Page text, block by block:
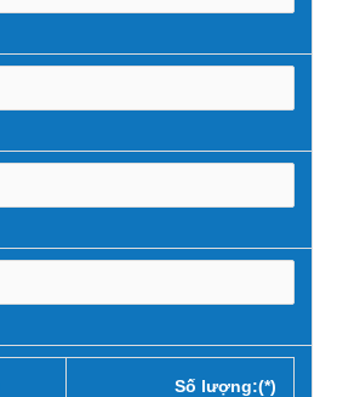
Số lượng:(*)